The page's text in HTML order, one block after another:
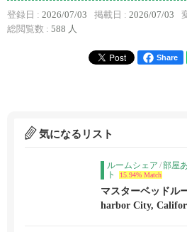
登録日 : 2026/07/03 掲載日 : 2026/07/03
総閲覧数 : 588 人
Share
気になるリスト
ルームシェア /部屋
ト
15.94% Match
マスターベッドル
harbor City,